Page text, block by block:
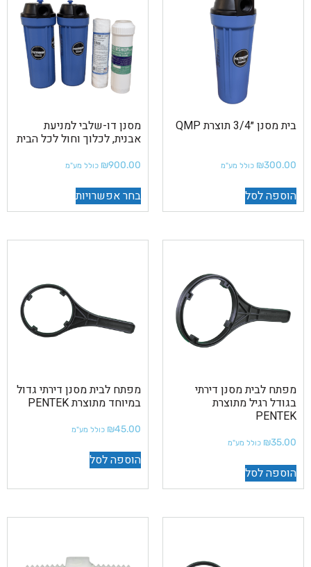
בית מסנן ״3/4 תוצרת QMP
₪300.00 כולל מע"מ
הוספה לסל
מסנן דו-שלבי למניעת
אבנית, לכלוך וחול לכל הבית
₪900.00 כולל מע"מ
בחר אפשרויות
מפתח לבית מסנן דירתי
בגודל רגיל מתוצרת
PENTEK
₪35.00 כולל מע"מ
הוספה לסל
מפתח לבית מסנן דירתי גדול
במיוחד מתוצרת PENTEK
₪45.00 כולל מע"מ
הוספה לסל